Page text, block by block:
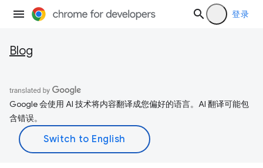
登录
Blog
Google 会使用 AI 技术将内容翻译成您偏好的语言。AI 翻译可能包
含错误。